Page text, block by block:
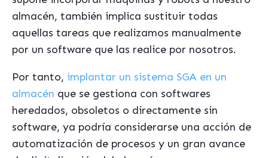
almacén, también implica sustituir todas
aquellas tareas que realizamos manualmente
por un software que las realice por nosotros.
Por tanto, implantar un sistema SGA en un
almacén que se gestiona con softwares
heredados, obsoletos o directamente sin
software, ya podría considerarse una acción de
automatización de procesos y un gran avance